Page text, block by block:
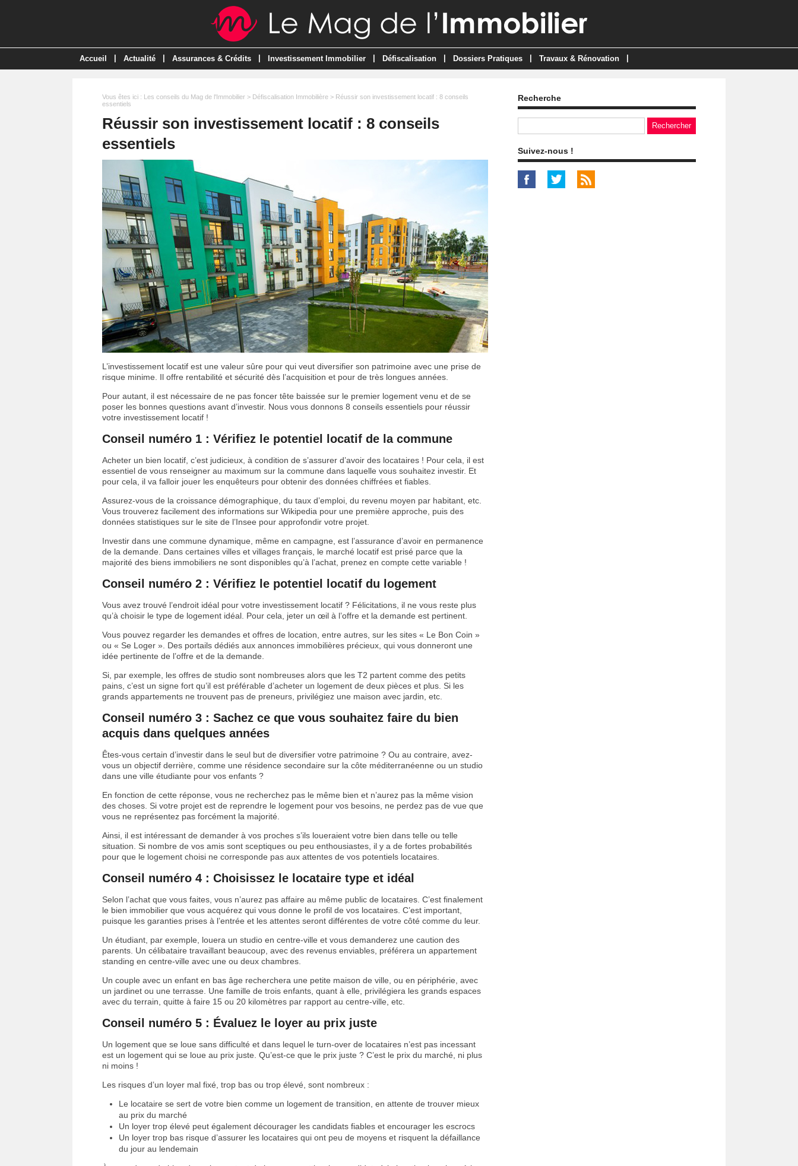
Accueil Actualité Assurances & Crédits Investissement Immobilier Défiscalisation Dossiers Pratiques Travaux & Rénovation
Vous êtes ici : Les conseils du Mag de l'Immobilier > Défiscalisation Immobilière > Réussir son investissement locatif : 8 conseils
essentiels
Réussir son investissement locatif : 8 conseils
essentiels
L’investissement locatif est une valeur sûre pour qui veut diversifier son patrimoine avec une prise de
risque minime. Il offre rentabilité et sécurité dès l’acquisition et pour de très longues années.
Pour autant, il est nécessaire de ne pas foncer tête baissée sur le premier logement venu et de se
poser les bonnes questions avant d’investir. Nous vous donnons 8 conseils essentiels pour réussir
votre investissement locatif !
Conseil numéro 1 : Vérifiez le potentiel locatif de la commune
Acheter un bien locatif, c’est judicieux, à condition de s’assurer d’avoir des locataires ! Pour cela, il est
essentiel de vous renseigner au maximum sur la commune dans laquelle vous souhaitez investir. Et
pour cela, il va falloir jouer les enquêteurs pour obtenir des données chiffrées et fiables.
Assurez-vous de la croissance démographique, du taux d’emploi, du revenu moyen par habitant, etc.
Vous trouverez facilement des informations sur Wikipedia pour une première approche, puis des
données statistiques sur le site de l’Insee pour approfondir votre projet.
Investir dans une commune dynamique, même en campagne, est l’assurance d’avoir en permanence
de la demande. Dans certaines villes et villages français, le marché locatif est prisé parce que la
majorité des biens immobiliers ne sont disponibles qu’à l’achat, prenez en compte cette variable !
Conseil numéro 2 : Vérifiez le potentiel locatif du logement
Vous avez trouvé l’endroit idéal pour votre investissement locatif ? Félicitations, il ne vous reste plus
qu’à choisir le type de logement idéal. Pour cela, jeter un œil à l’offre et la demande est pertinent.
Vous pouvez regarder les demandes et offres de location, entre autres, sur les sites « Le Bon Coin »
ou « Se Loger ». Des portails dédiés aux annonces immobilières précieux, qui vous donneront une
idée pertinente de l’offre et de la demande.
Si, par exemple, les offres de studio sont nombreuses alors que les T2 partent comme des petits
pains, c’est un signe fort qu’il est préférable d’acheter un logement de deux pièces et plus. Si les
grands appartements ne trouvent pas de preneurs, privilégiez une maison avec jardin, etc.
Conseil numéro 3 : Sachez ce que vous souhaitez faire du bien
acquis dans quelques années
Êtes-vous certain d’investir dans le seul but de diversifier votre patrimoine ? Ou au contraire, avez-
vous un objectif derrière, comme une résidence secondaire sur la côte méditerranéenne ou un studio
dans une ville étudiante pour vos enfants ?
En fonction de cette réponse, vous ne recherchez pas le même bien et n’aurez pas la même vision
des choses. Si votre projet est de reprendre le logement pour vos besoins, ne perdez pas de vue que
vous ne représentez pas forcément la majorité.
Ainsi, il est intéressant de demander à vos proches s’ils loueraient votre bien dans telle ou telle
situation. Si nombre de vos amis sont sceptiques ou peu enthousiastes, il y a de fortes probabilités
pour que le logement choisi ne corresponde pas aux attentes de vos potentiels locataires.
Conseil numéro 4 : Choisissez le locataire type et idéal
Selon l’achat que vous faites, vous n’aurez pas affaire au même public de locataires. C’est finalement
le bien immobilier que vous acquérez qui vous donne le profil de vos locataires. C’est important,
puisque les garanties prises à l’entrée et les attentes seront différentes de votre côté comme du leur.
Un étudiant, par exemple, louera un studio en centre-ville et vous demanderez une caution des
parents. Un célibataire travaillant beaucoup, avec des revenus enviables, préférera un appartement
standing en centre-ville avec une ou deux chambres.
Un couple avec un enfant en bas âge recherchera une petite maison de ville, ou en périphérie, avec
un jardinet ou une terrasse. Une famille de trois enfants, quant à elle, privilégiera les grands espaces
avec du terrain, quitte à faire 15 ou 20 kilomètres par rapport au centre-ville, etc.
Conseil numéro 5 : Évaluez le loyer au prix juste
Un logement que se loue sans difficulté et dans lequel le turn-over de locataires n’est pas incessant
est un logement qui se loue au prix juste. Qu’est-ce que le prix juste ? C’est le prix du marché, ni plus
ni moins !
Les risques d’un loyer mal fixé, trop bas ou trop élevé, sont nombreux :
Le locataire se sert de votre bien comme un logement de transition, en attente de trouver mieux
au prix du marché
Un loyer trop élevé peut également décourager les candidats fiables et encourager les escrocs
Un loyer trop bas risque d’assurer les locataires qui ont peu de moyens et risquent la défaillance
du jour au lendemain
Recherche
Suivez-nous !